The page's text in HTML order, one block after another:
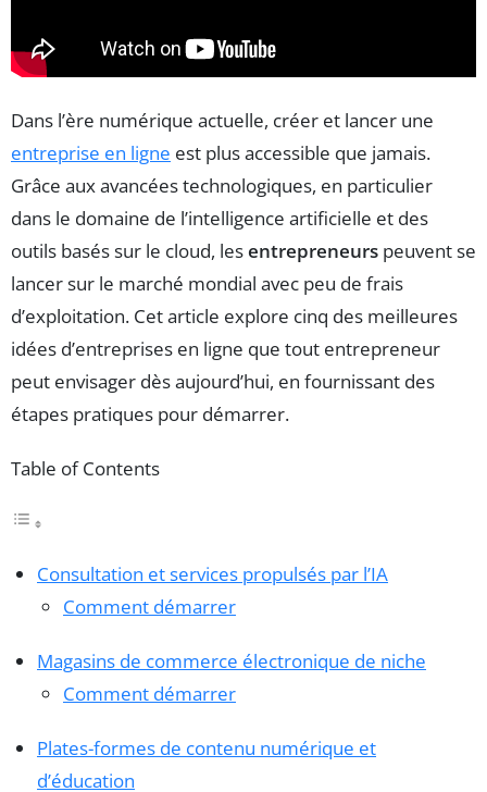
Dans l’ère numérique actuelle, créer et lancer une
entreprise en ligne est plus accessible que jamais.
Grâce aux avancées technologiques, en particulier
dans le domaine de l’intelligence artificielle et des
outils basés sur le cloud, lesentrepreneurs peuvent se
lancer sur le marché mondial avec peu de frais
d’exploitation. Cet article explore cinq des meilleures
idées d’entreprises en ligne que tout entrepreneur
peut envisager dès aujourd’hui, en fournissant des
étapes pratiques pour démarrer.
Table of Contents
Consultation et services propulsés par l’IA
Comment démarrer
Magasins de commerce électronique de niche
Comment démarrer
Plates-formes de contenu numérique et
d’éducation